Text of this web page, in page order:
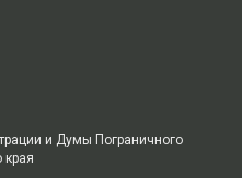
и Думы Пограничного
края